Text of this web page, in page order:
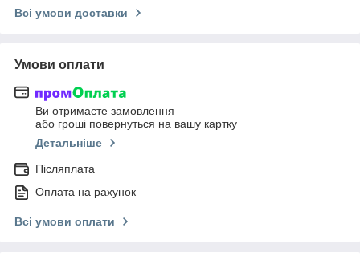
Всі умови доставки
Умови оплати
Ви отримаєте замовлення
або гроші повернуться на вашу картку
Детальніше
Післяплата
Оплата на рахунок
Всі умови оплати